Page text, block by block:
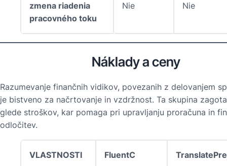
zmena riadenia
pracovného toku
Nie Nie
Náklady a ceny
Razumevanje finančnih vidikov, povezanih z delovanjem
je bistveno za načrtovanje in vzdržnost. Ta skupina
glede stroškov, kar pomaga pri upravljanju proračuna in
odločitev.
VLASTNOSTI FluentC